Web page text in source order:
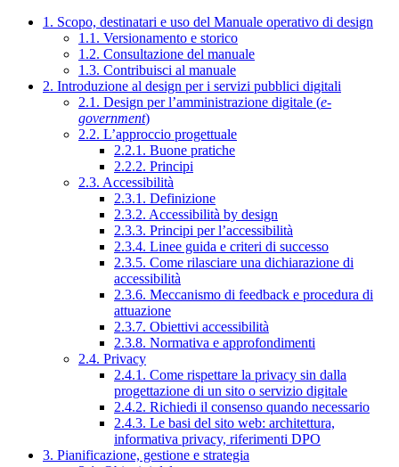
1. Scopo, destinatari e uso del Manuale operativo di design
1.1. Versionamento e storico
1.2. Consultazione del manuale
1.3. Contribuisci al manuale
2. Introduzione al design per i servizi pubblici digitali
2.1. Design per l’amministrazione digitale (e-
government)
2.2. L’approccio progettuale
2.2.1. Buone pratiche
2.2.2. Principi
2.3. Accessibilità
2.3.1. Definizione
2.3.2. Accessibilità by design
2.3.3. Principi per l’accessibilità
2.3.4. Linee guida e criteri di successo
2.3.5. Come rilasciare una dichiarazione di
accessibilità
2.3.6. Meccanismo di feedback e procedura di
attuazione
2.3.7. Obiettivi accessibilità
2.3.8. Normativa e approfondimenti
2.4. Privacy
2.4.1. Come rispettare la privacy sin dalla
progettazione di un sito o servizio digitale
2.4.2. Richiedi il consenso quando necessario
2.4.3. Le basi del sito web: architettura,
informativa privacy, riferimenti DPO
3. Pianificazione, gestione e strategia